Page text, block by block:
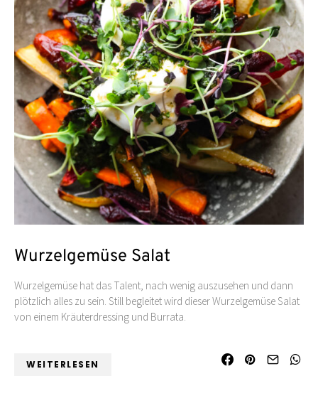
Wurzelgemüse Salat
Wurzelgemüse hat das Talent, nach wenig auszusehen und dann
plötzlich alles zu sein. Still begleitet wird dieser Wurzelgemüse Salat
von einem Kräuterdressing und Burrata.
WEITERLESEN